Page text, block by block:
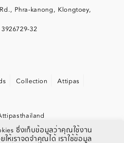
Phra-kanong, Klongtoey,
32
Collection
Attipas
ซึ่งเก็บข้อมูลว่าคุณใช้งาน
ให้เราจดจำคุณได้ เราใช้ข้อมูล